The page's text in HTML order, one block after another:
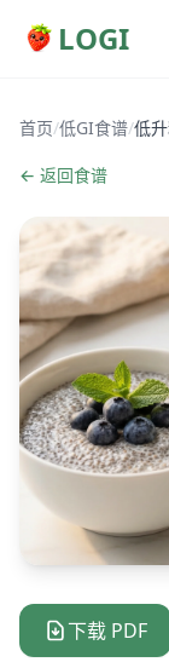
LOGI
首页/低GI食谱/低
← 返回食谱
下载 PDF